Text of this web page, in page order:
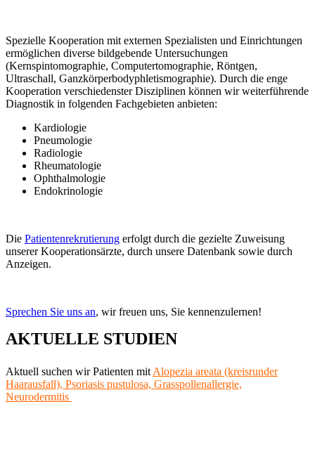
Spezielle Kooperation mit externen Spezialisten und Einrichtungen
ermöglichen diverse bildgebende Untersuchungen
(Kernspintomographie, Computertomographie, Röntgen,
Ultraschall, Ganzkörperbodyphletismographie). Durch die enge
Kooperation verschiedenster Disziplinen können wir weiterführende
Diagnostik in folgenden Fachgebieten anbieten:
Kardiologie
Pneumologie
Radiologie
Rheumatologie
Ophthalmologie
Endokrinologie
Die Patientenrekrutierung erfolgt durch die gezielte Zuweisung
unserer Kooperationsärzte, durch unsere Datenbank sowie durch
Anzeigen.
Sprechen Sie uns an, wir freuen uns, Sie kennenzulernen!
AKTUELLE STUDIEN
Aktuell suchen wir Patienten mit Alopezia areata (kreisrunder
Haarausfall), Psoriasis pustulosa, Grasspollenallergie,
Neurodermitis